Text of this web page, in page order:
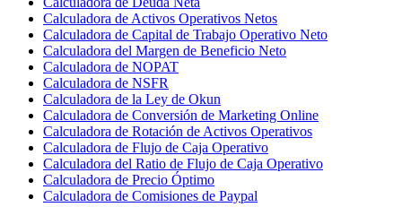
Calculadora de Activos Operativos Netos
Calculadora de Capital de Trabajo Operativo Neto
Calculadora del Margen de Beneficio Neto
Calculadora de NOPAT
Calculadora de NSFR
Calculadora de la Ley de Okun
Calculadora de Conversión de Marketing Online
Calculadora de Rotación de Activos Operativos
Calculadora de Flujo de Caja Operativo
Calculadora del Ratio de Flujo de Caja Operativo
Calculadora de Precio Óptimo
Calculadora de Comisiones de Paypal